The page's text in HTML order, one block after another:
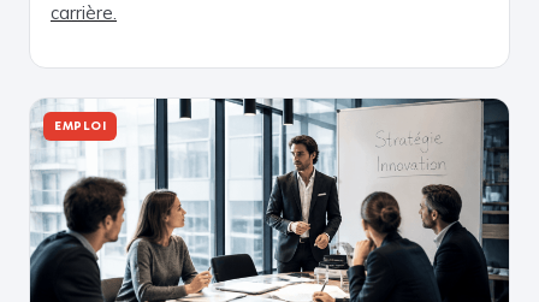
carrière.
EMPLOI